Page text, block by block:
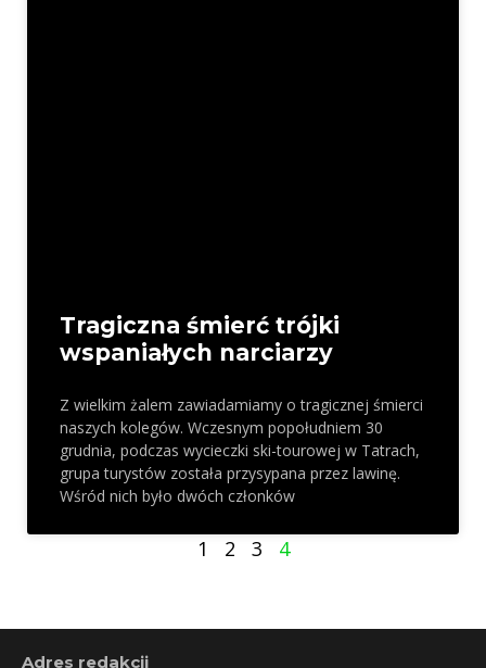
Tragiczna śmierć trójki
wspaniałych narciarzy
Z wielkim żalem zawiadamiamy o tragicznej śmierci
naszych kolegów. Wczesnym popołudniem 30
grudnia, podczas wycieczki ski-tourowej w Tatrach,
grupa turystów została przysypana przez lawinę.
Wśród nich było dwóch członków
1 2 3 4
Adres redakcji